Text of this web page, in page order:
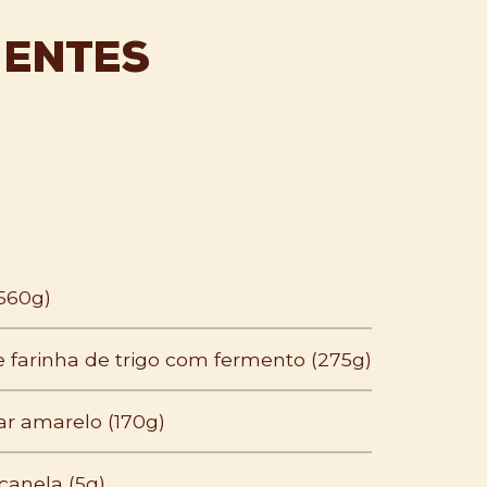
farinha de trigo com fermento (275g)
amarelo (170g)